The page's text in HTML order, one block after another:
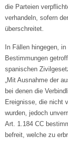
die Parteien
verhandeln, sofern
überschreitet.
In Fällen hingegen,
Bestimmungen
spanischen
„Mit Ausnahme der
bei denen die
Ereignisse, die nicht
wurden, jedoch
Art. 1.184 CC
befreit, welche zu